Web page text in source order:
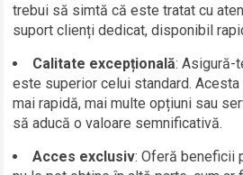
trebui să simtă că este tratat cu
suport clienți dedicat, disponibil
Calitate excepțională: Asigură-
este superior celui standard.
mai rapidă, mai multe opțiuni sau
să aducă o valoare semnificativă.
Acces exclusiv: Oferă beneficii